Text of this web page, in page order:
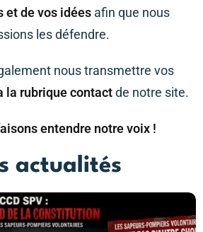
et de vos idées afin que nous
les défendre.
nous transmettre vos
la rubrique contactde notre site.
entendre notre voix !
actualités